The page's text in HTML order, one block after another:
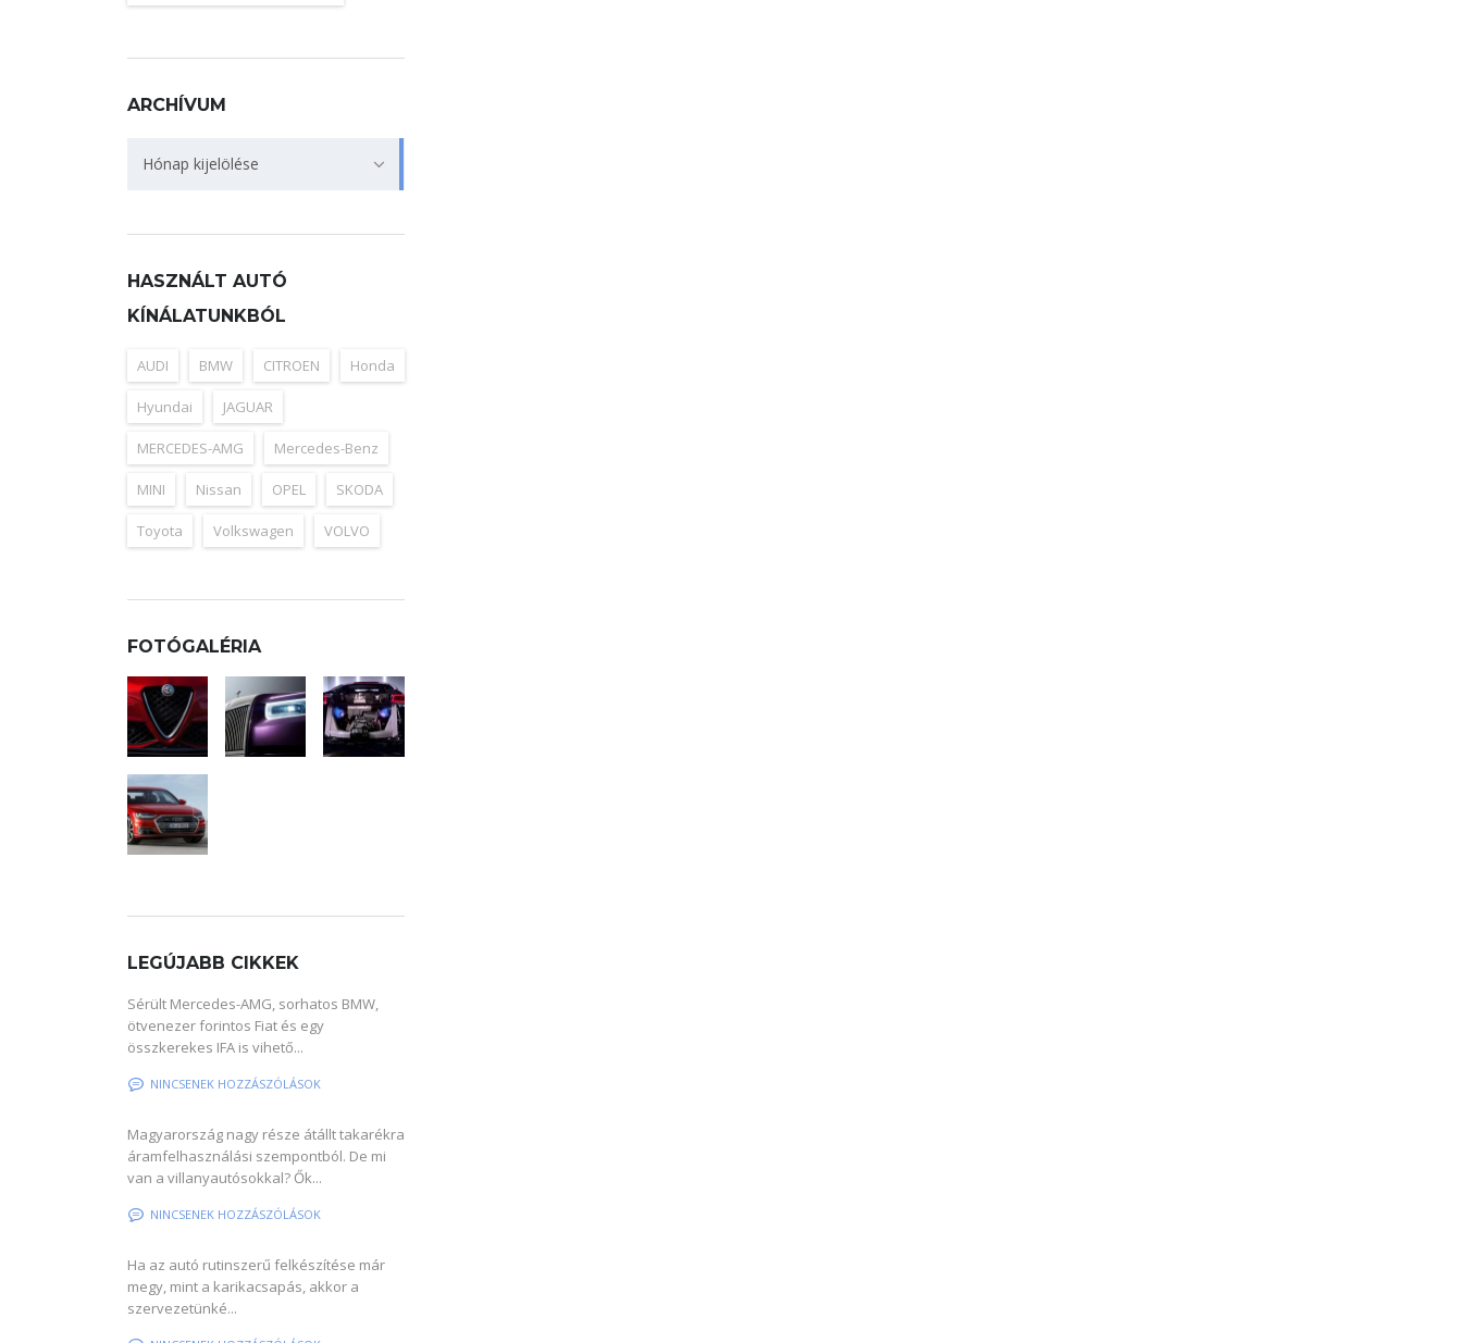
ARCHÍVUM
Hónap kijelölése
HASZNÁLT AUTÓ
KÍNÁLATUNKBÓL
AUDI BMW CITROEN Honda
Hyundai JAGUAR
MERCEDES-AMG Mercedes-Benz
MINI Nissan OPEL SKODA
Toyota Volkswagen VOLVO
FOTÓGALÉRIA
LEGÚJABB CIKKEK
Sérült Mercedes-AMG, sorhatos BMW,
ötvenezer forintos Fiat és egy
összkerekes IFA is vihető...
NINCSENEK HOZZÁSZÓLÁSOK
Magyarország nagy része átállt takarékra
áramfelhasználási szempontból. De mi
van a villanyautósokkal? Ők...
NINCSENEK HOZZÁSZÓLÁSOK
Ha az autó rutinszerű felkészítése már
megy, mint a karikacsapás, akkor a
szervezetünké...